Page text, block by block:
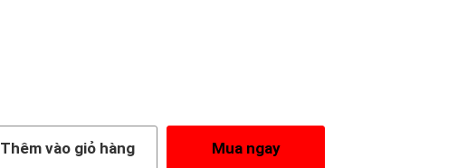
Thêm vào giỏ hàng Mua ngay